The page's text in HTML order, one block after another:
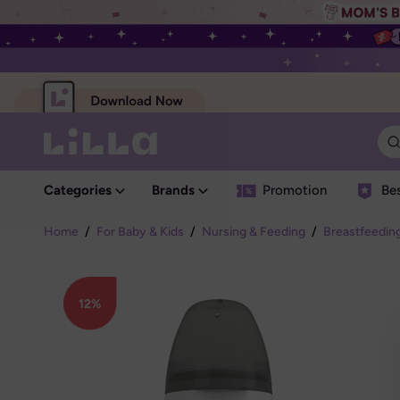
Categories Brands Promotion
Home / For Baby & Kids / Nursing & Feeding /
12%